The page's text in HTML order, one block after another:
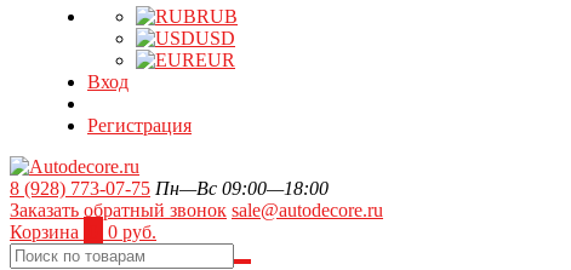
RUB
USD
EUR
Вход
Регистрация
8 (928) 773-07-75 Пн—Вс 09:00—18:00
Заказать обратный звонок sale@autodecore.ru
Корзина
0 руб.